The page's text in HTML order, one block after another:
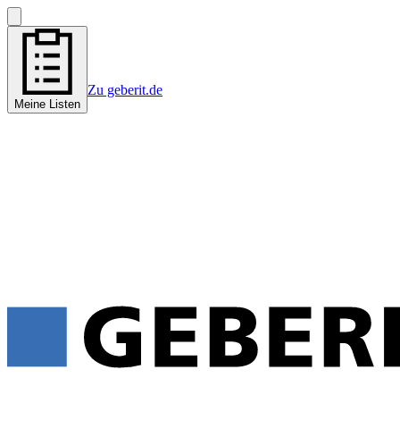
Meine Listen
Zu geberit.de